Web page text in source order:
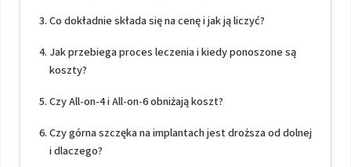
Co dokładnie składa się na cenę i jak ją liczyć?
Jak przebiega proces leczenia i kiedy ponoszone są
koszty?
Czy All-on-4 i All-on-6 obniżają koszt?
Czy górna szczęka na implantach jest droższa od dolnej
i dlaczego?